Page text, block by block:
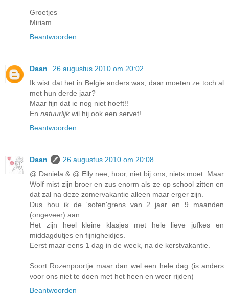
Groetjes
Miriam
Beantwoorden
Daan
26 augustus 2010 om 20:02
Ik wist dat het in Belgie anders was, daar moeten ze toch al
met hun derde jaar?
Maar fijn dat ie nog niet hoeft!!
En natuurlijk wil hij ook een servet!
Beantwoorden
Daan
26 augustus 2010 om 20:08
@ Daniela & @ Elly nee, hoor, niet bij ons, niets moet. Maar
Wolf mist zijn broer en zus enorm als ze op school zitten en
dat zal na deze zomervakantie alleen maar erger zijn.
Dus hou ik de 'sofen'grens van 2 jaar en 9 maanden
(ongeveer) aan.
Het zijn heel kleine klasjes met hele lieve jufkes en
middagdutjes en fijnigheidjes.
Eerst maar eens 1 dag in de week, na de kerstvakantie.
Soort Rozenpoortje maar dan wel een hele dag (is anders
voor ons niet te doen met het heen en weer rijden)
Beantwoorden